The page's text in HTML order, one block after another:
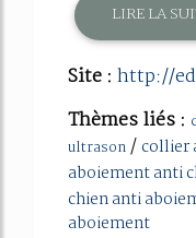
LIRE LA
Site : http://
Thèmes liés :
ultrason/ collier
aboiement anti
chien anti
aboiement